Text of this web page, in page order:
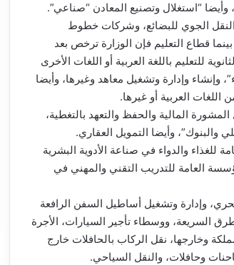
“استغلال وتصنيع المعادن “صناعي”.
النقل الجوي للبضائع، وشركات خطوط
قطاع التعليم فإن الوزارة ترخص بعد
للتعليم باللغة العربية أو اللغات الأخرى
وإدارة وتشغيل معاهد وغيرها، وأيضا
العربية أو غيرها.
المالية والحفظ والتعهد بالتغطية،
والبنوك”، وأيضا التمويل العقاري.
للغذاء والدواء في صناعة الأدوية البشرية
العامة للتدريب التقني والمهني في
وإدارة وتشغيل أساطيل السفن الرافعة
السريعة، ووسطاء تأجير السيارات، الأجرة
وخارجها، نقل الركاب بالحافلات خارج
وحافلات، والنقل السياحي.